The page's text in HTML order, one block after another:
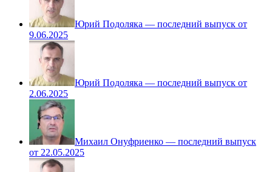
Юрий Подоляка — последний выпуск от
9.06.2025
Юрий Подоляка — последний выпуск от
2.06.2025
Михаил Онуфриенко — последний выпуск
от 22.05.2025